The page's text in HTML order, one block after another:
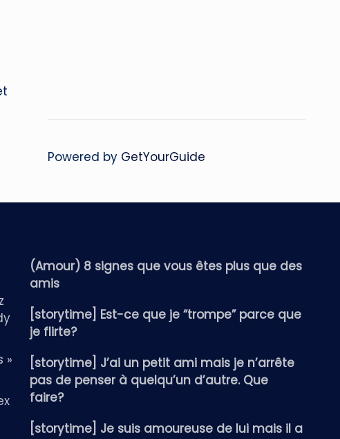
Powered by GetYourGuide
»
(Amour) 8 signes que vous êtes plus que des
amis
[storytime] Est-ce que je “trompe” parce que
je flirte?
[storytime] J’ai un petit ami mais je n’arrête
pas de penser à quelqu’un d’autre. Que
faire?
[storytime] Je suis amoureuse de lui mais il a